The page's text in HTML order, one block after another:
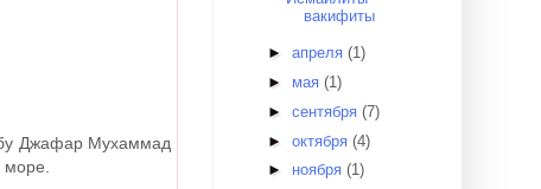
Джафар Мухаммад
вакифиты
► апреля (1)
► мая (1)
► сентября (7)
► октября (4)
► ноября (1)